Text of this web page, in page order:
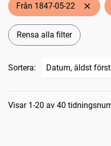
Från 1847-05-22
Rensa alla filter
Sortera:
Visar 1-20 av 40